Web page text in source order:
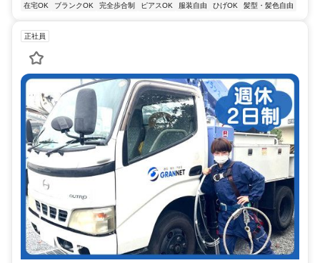
在宅OK
ブランクOK 完全歩合制 ピアスOK 服装自由 ひげOK 髪型・髪色自由
正社員